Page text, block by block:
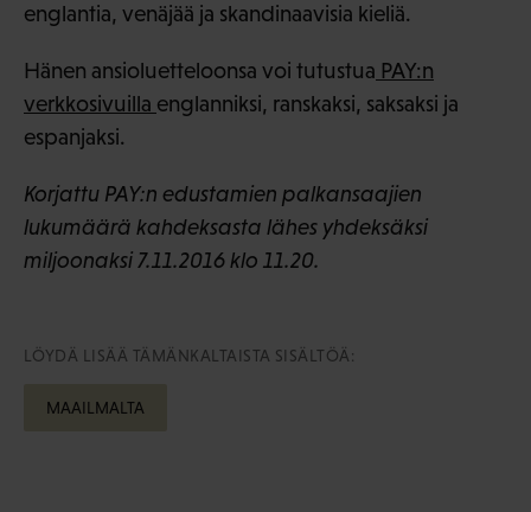
englantia, venäjää ja skandinaavisia kieliä.
Hänen ansioluetteloonsa voi tutustua PAY:n
verkkosivuilla englanniksi, ranskaksi, saksaksi ja
espanjaksi.
Korjattu PAY:n edustamien palkansaajien
lukumäärä kahdeksasta lähes yhdeksäksi
miljoonaksi 7.11.2016 klo 11.20.
LÖYDÄ LISÄÄ TÄMÄNKALTAISTA SISÄLTÖÄ:
MAAILMALTA